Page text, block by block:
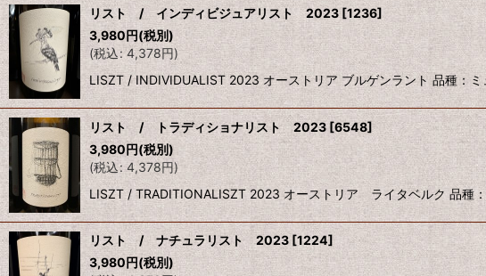
リスト / インディビジュアリスト 2023 [1236]
3,980円(税別)
(税込: 4,378円)
LISZT / INDIVIDUALIST 2023 オーストリア ブルゲンラント 品種
リスト / トラディショナリスト 2023[6548]
3,980円(税別)
(税込: 4,378円)
LISZT / TRADITIONALISZT 2023 オーストリア ライタベルク 品
リスト / ナチュラリスト 2023 [1224]
3,980円(税別)